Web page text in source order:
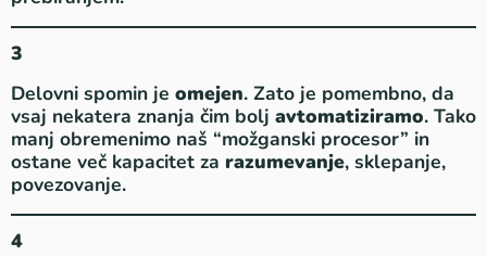
3
Delovni spomin je omejen. Zato je pomembno, da
vsaj nekatera znanja čim bolj avtomatiziramo. Tako
manj obremenimo naš “možganski procesor” in
ostane več kapacitet za razumevanje, sklepanje,
povezovanje.
4